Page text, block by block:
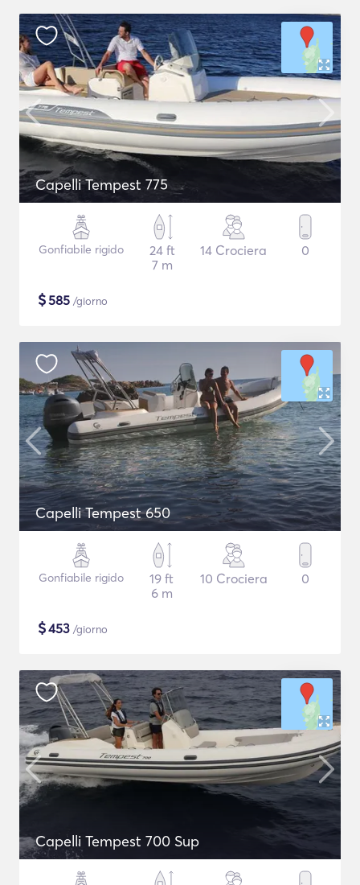
Capelli Tempest 775
Gonfiabile rigido
24 ft
7 m
14 Crociera 0
$585 /giorno
Capelli Tempest 650
Gonfiabile rigido
19 ft
6 m
10 Crociera 0
$453 /giorno
Capelli Tempest 700 Sup